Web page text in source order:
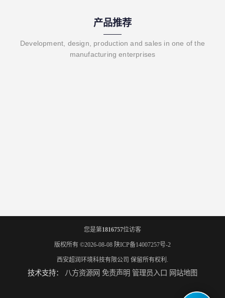
产品推荐
Development, design, production and sales in one of the
manufacturing enterprises
您是第1816757位访客
版权所有 ©2026-08-08 陕ICP备14007257号-2
西安超润环境科技有限公司 保留所有权利.
技术支持： 八方资源网 免责声明 管理员入口 网站地图